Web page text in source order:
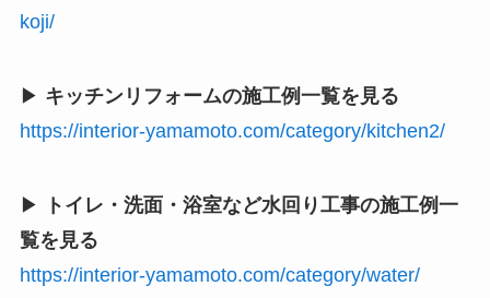
koji/
▶ キッチンリフォームの施工例一覧を見る
https://interior-yamamoto.com/category/kitchen2/
▶
トイレ・洗面・浴室など水回り工事の施工例一
覧を見る
https://interior-yamamoto.com/category/water/